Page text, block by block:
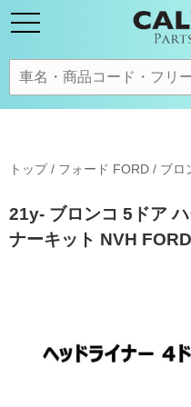
トップ/ フォード FORD / ブロ
21y- ブロンコ 5ドア
ナーキット NVH